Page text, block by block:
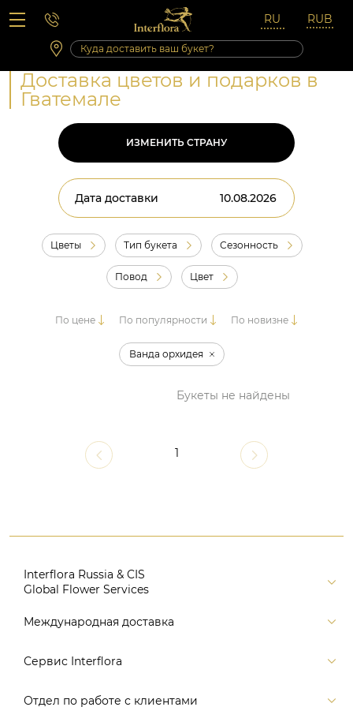
Вопросы-ответы
Сб 10:00 ‐ 14:00
Выходные и праздничные дни
Доставка цветов и подарков в
Гватемале
ИЗМЕНИТЬ СТРАНУ
Дата доставки
Цветы Тип букета Сезонность
Повод Цвет
По цене По популярности По новизне
Ванда орхидея
Букеты не найдены
1
Interflora Russia & CIS
Global Flower Services
Версия для печати
Поиск
Международная доставка
Россия
Сервис Interflora
Заказ и оплата
Отдел по работе с клиентами